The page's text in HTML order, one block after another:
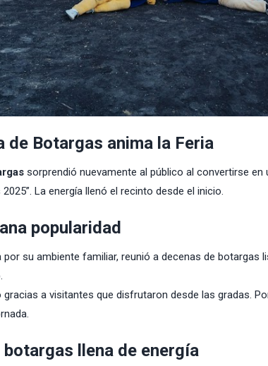
de Botargas anima la Feria
sorprendió nuevamente al público al convertirse
2025”. La energía llenó el recinto desde el inicio.
popularidad
por su ambiente familiar, reunió a decenas de botargas
gracias a visitantes que disfrutaron desde las gradas.
llena de energía